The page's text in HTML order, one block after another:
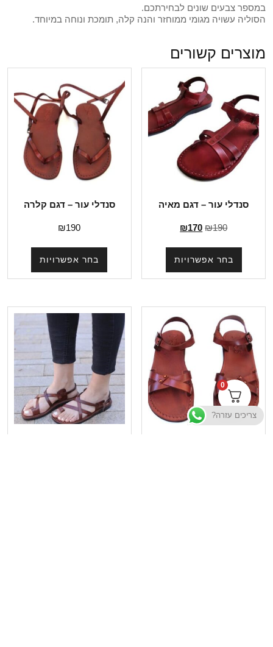
במספר צבעים שונים לבחירתכם.
הסוליה עשויה מגומי ממוחזר והנה קלה, תומכת ונוחה במיוחד.
מוצרים קשורים
סנדלי עור – דגם מאיה
₪190
₪170
בחר אפשרויות
סנדלי עור – דגם קלרה
₪190
בחר אפשרויות
צריכים עזרה?
0